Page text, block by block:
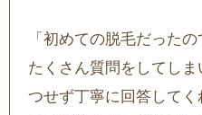
「初めての脱毛だった
たくさん質問をしてし
つせず丁寧に回答して